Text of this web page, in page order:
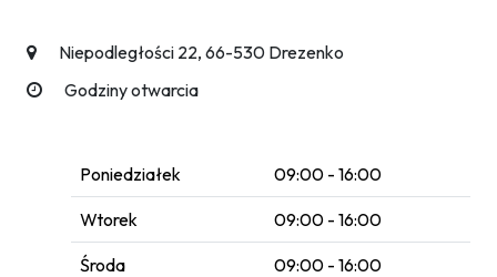
Niepodległości 22, 66-530 Drezenko
Godziny otwarcia
Poniedziałek 09:00 - 16:00
Wtorek 09:00 - 16:00
Środa 09:00 - 16:00